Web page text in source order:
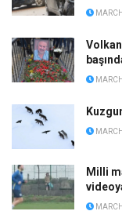
Milli